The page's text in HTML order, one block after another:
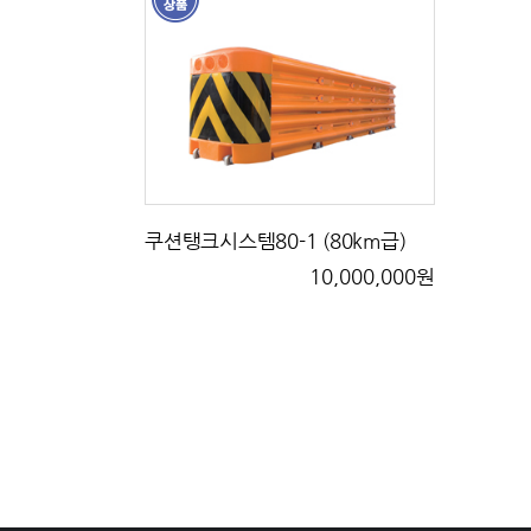
쿠션탱크시스템80-1 (80km급)
10,000,000원